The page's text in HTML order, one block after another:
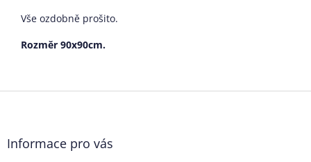
Vše ozdobně prošito.
Rozměr 90x90cm.
Z
Informace pro vás